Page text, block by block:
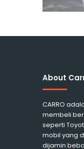
About
CARRO
membeli
seperti
mobil yang
dijamin